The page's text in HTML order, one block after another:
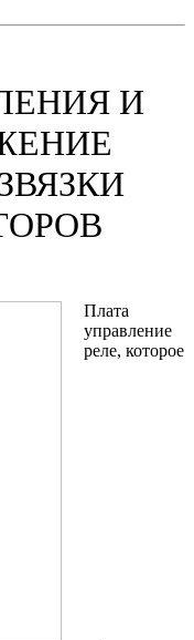
И
Плата
управление
реле, которое